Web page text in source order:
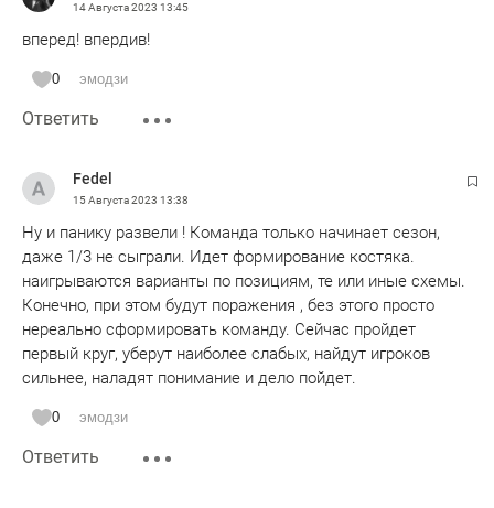
14 Августа 2023 13:45
вперед! впердив!
0 эмодзи
Ответить
Fedel
15 Августа 2023 13:38
Ну и панику развели ! Команда только начинает сезон,
даже 1/3 не сыграли. Идет формирование костяка.
наигрываются варианты по позициям, те или иные схемы.
Конечно, при этом будут поражения , без этого просто
нереально сформировать команду. Сейчас пройдет
первый круг, уберут наиболее слабых, найдут игроков
сильнее, наладят понимание и дело пойдет.
0 эмодзи
Ответить